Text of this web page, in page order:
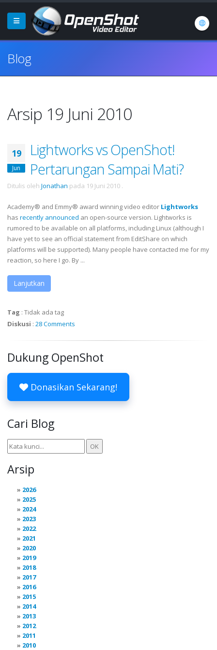
Blog
Arsip 19 Juni 2010
19
Jun
Lightworks vs OpenShot!
Pertarungan Sampai Mati?
Ditulis oleh Jonathan pada 19 Juni 2010 .
Academy® and Emmy® award winning video editor Lightworks
has recently announced an open-source version. Lightworks is
rumored to be available on all platforms, including Linux (although I
have yet to see an official statement from EditShare on which
platforms will be supported). Many people have contacted me for my
reaction, so here I go. By ...
Lanjutkan
Tag : Tidak ada tag
Diskusi : 28 Comments
Dukung OpenShot
Donasikan Sekarang!
Cari Blog
Arsip
2026
2025
2024
2023
2022
2021
2020
2019
2018
2017
2016
2015
2014
2013
2012
2011
2010